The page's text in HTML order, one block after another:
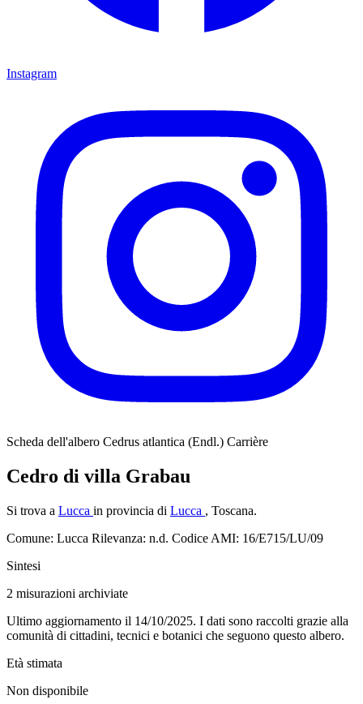
Instagram
Scheda dell'albero Cedrus atlantica (Endl.) Carrière
Cedro di villa Grabau
Si trova a Lucca in provincia di Lucca , Toscana.
Comune: Lucca Rilevanza: n.d. Codice AMI: 16/E715/LU/09
Sintesi
2 misurazioni archiviate
Ultimo aggiornamento il 14/10/2025. I dati sono raccolti grazie alla
comunità di cittadini, tecnici e botanici che seguono questo albero.
Età stimata
Non disponibile